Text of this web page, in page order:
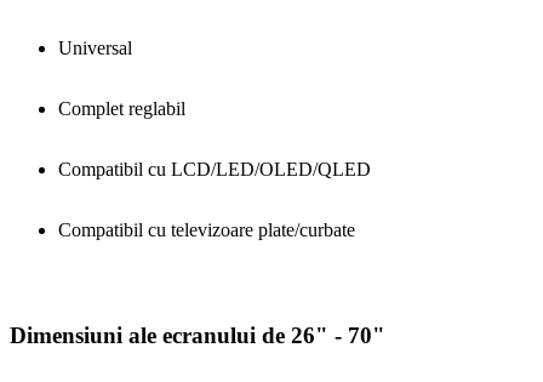
Universal
Complet reglabil
Compatibil cu LCD/LED/OLED/QLED
Compatibil cu televizoare plate/curbate
Dimensiuni ale ecranului de 26" - 70"